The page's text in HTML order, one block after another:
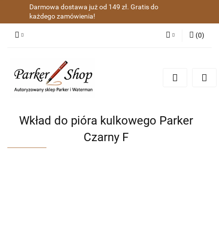
Darmowa dostawa już od 149 zł. Gratis do
każdego zamówienia!
Zarejestruj się
(0)
Wkład do pióra kulkowego Parker
Czarny F